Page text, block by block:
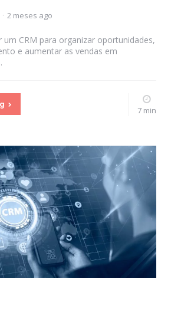
2 meses ago
um CRM para organizar oportunidades,
e aumentar as vendas em
7 min